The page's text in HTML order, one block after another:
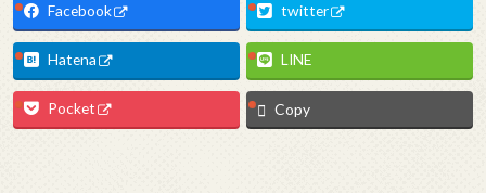
Facebook twitter
Hatena LINE
Pocket Copy